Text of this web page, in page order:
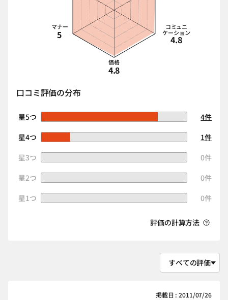
コミュニ
ケーション
4.8
価格
4.8
マナー
5
口コミ評価の分布
星5つ
4件
星4つ
1件
星3つ
0件
星2つ
0件
星1つ
0件
評価の計算方法
掲載日 : 2011/07/26